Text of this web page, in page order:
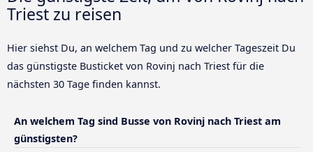
Triest zu reisen
Hier siehst Du, an welchem Tag und zu welcher Tageszeit Du
das günstigste Busticket von Rovinj nach Triest für die
nächsten 30 Tage finden kannst.
An welchem Tag sind Busse von Rovinj nach Triest am
günstigsten?